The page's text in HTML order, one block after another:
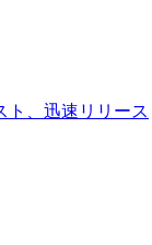
ト、迅速リリース